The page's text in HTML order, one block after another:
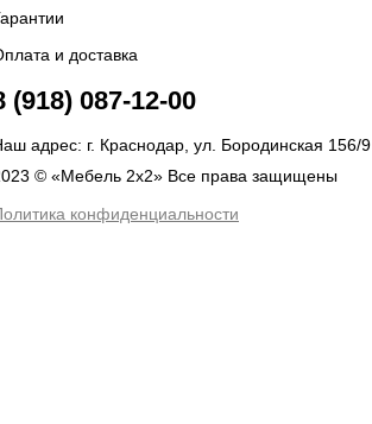
и доставка
(918) 087-12-00
адрес: г. Краснодар, ул. Бородинская 156/9
© «Мебель 2x2» Все права защищены
конфиденциальности